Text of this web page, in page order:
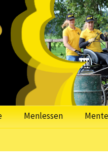
Menlessen